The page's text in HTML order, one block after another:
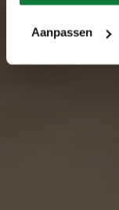
Aanpassen